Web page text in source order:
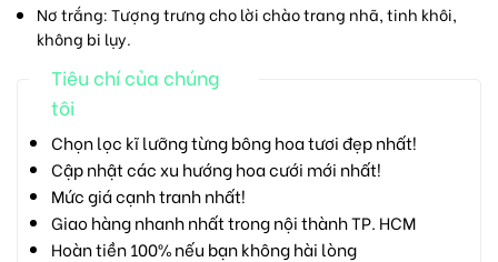
Nơ trắng:Tượng trưng cho lời chào trang nhã, tinh khôi,
không bi lụy.
Tiêu chí của chúng
tôi
Chọn lọc kĩ lưỡng từng bông hoa tươi đẹp nhất!
Cập nhật các xu hướng hoa cưới mới nhất!
Mức giá cạnh tranh nhất!
Giao hàng nhanh nhất trong nội thành TP. HCM
Hoàn tiền 100% nếu bạn không hài lòng